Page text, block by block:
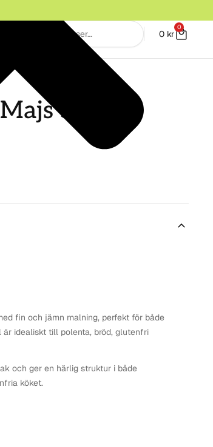
0 kr
0
500g
fin och jämn malning, perfekt för både
idealiskt till polenta, bröd, glutenfri
och ger en härlig struktur i både
köket.